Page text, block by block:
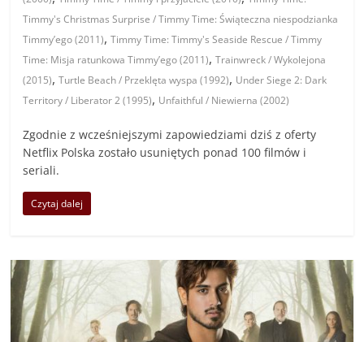
Timmy's Christmas Surprise / Timmy Time: Świąteczna niespodzianka
Timmy’ego (2011),Timmy Time: Timmy's Seaside Rescue / Timmy
Time: Misja ratunkowa Timmy’ego (2011),Trainwreck / Wykolejona
(2015),Turtle Beach / Przeklęta wyspa (1992), Under Siege 2: Dark
Territory / Liberator 2 (1995), Unfaithful / Niewierna (2002)
Zgodnie z wcześniejszymi zapowiedziami dziś z oferty
Netflix Polska zostało usuniętych ponad 100 filmów i
seriali.
Czytaj dalej